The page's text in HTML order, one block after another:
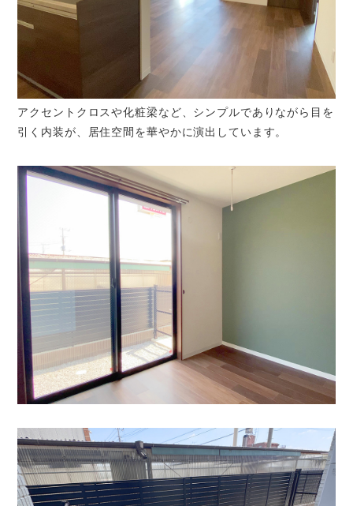
アクセントクロスや化粧梁など、シンプルでありながら目を
引く内装が、居住空間を華やかに演出しています。